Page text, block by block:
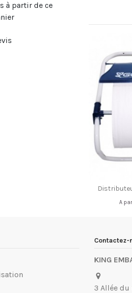
A
à partir de ce
Contactez-
KING
3 Allée du